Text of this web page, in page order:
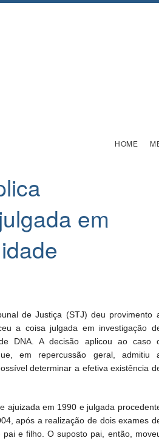
HOME
em
de Justiça (STJ) deu provimento
a coisa julgada em investigação
DNA. A decisão aplicou ao caso
em repercussão geral, admitiu
determinar a efetiva existência
ajuizada em 1990 e julgada
após a realização de dois exames
e filho. O suposto pai, então,